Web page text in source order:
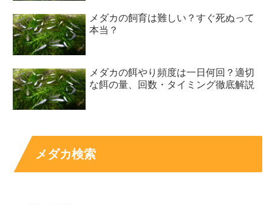
メダカの飼育は難しい？すぐ死ぬって
本当？
メダカの餌やり頻度は一日何回？適切
な餌の量、回数・タイミング徹底解説
メダカ検索